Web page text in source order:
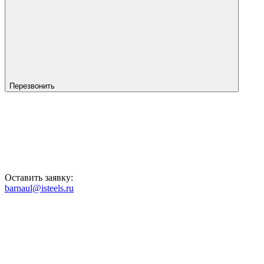
Перезвонить
Оставить заявку:
barnaul@isteels.ru